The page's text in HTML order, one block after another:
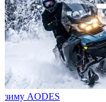
зиму AODES